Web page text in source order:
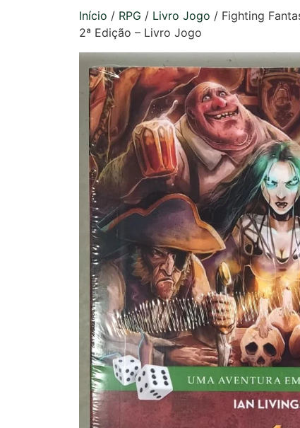
Início / RPG / Livro Jogo / Fighting
2ª Edição – Livro Jogo